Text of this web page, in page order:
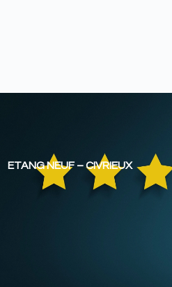
ETANG NEUF – CIVRIEUX